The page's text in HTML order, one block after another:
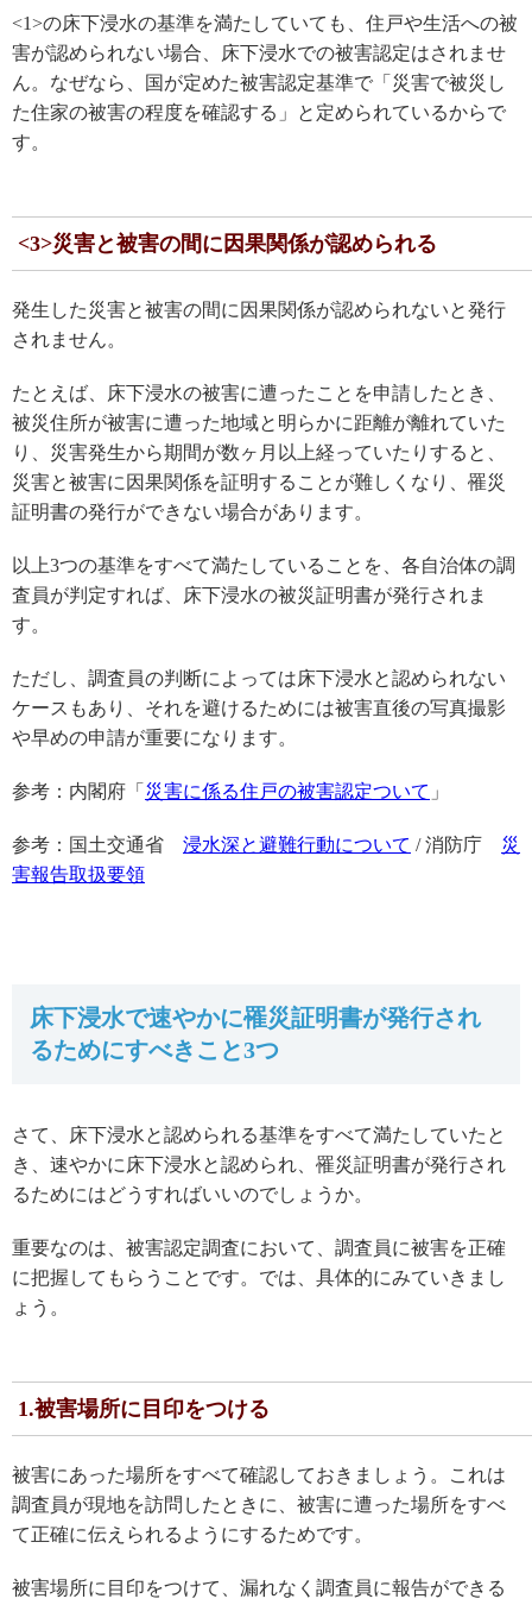
<1>の床下浸水の基準を満たしていても、住戸や生活への被
害が認められない場合、床下浸水での被害認定はされませ
ん。なぜなら、国が定めた被害認定基準で「災害で被災し
た住家の被害の程度を確認する」と定められているからで
す。
<3>災害と被害の間に因果関係が認められる
発生した災害と被害の間に因果関係が認められないと発行
されません。
たとえば、床下浸水の被害に遭ったことを申請したとき、
被災住所が被害に遭った地域と明らかに距離が離れていた
り、災害発生から期間が数ヶ月以上経っていたりすると、
災害と被害に因果関係を証明することが難しくなり、罹災
証明書の発行ができない場合があります。
以上3つの基準をすべて満たしていることを、各自治体の調
査員が判定すれば、床下浸水の被災証明書が発行されま
す。
ただし、調査員の判断によっては床下浸水と認められない
ケースもあり、それを避けるためには被害直後の写真撮影
や早めの申請が重要になります。
参考：内閣府「 災害に係る住戸の被害認定ついて 」
参考：国土交通省 浸水深と避難行動について / 消防庁 災
害報告取扱要領
床下浸水で速やかに罹災証明書が発行され
るためにすべきこと3つ
さて、床下浸水と認められる基準をすべて満たしていたと
き、速やかに床下浸水と認められ、罹災証明書が発行され
るためにはどうすればいいのでしょうか。
重要なのは、被害認定調査において、調査員に被害を正確
に把握してもらうことです。では、具体的にみていきまし
ょう。
1.被害場所に目印をつける
被害にあった場所をすべて確認しておきましょう。これは
調査員が現地を訪問したときに、被害に遭った場所をすべ
て正確に伝えられるようにするためです。
被害場所に目印をつけて、漏れなく調査員に報告ができる